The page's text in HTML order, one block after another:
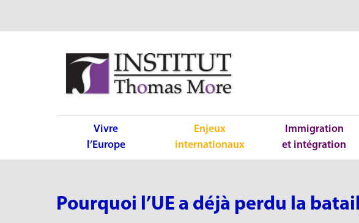
Vivre
l’Europe
Enjeux
internationaux
Immigration
et intégration
Pourquoi l’UE a déjà perdu la